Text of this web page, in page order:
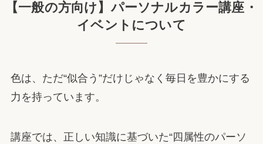
【一般の方向け】パーソナルカラー講座・
イベントについて
色は、ただ“似合う”だけじゃなく毎日を豊かにする
力を持っています。
講座では、正しい知識に基づいた“四属性のパーソ